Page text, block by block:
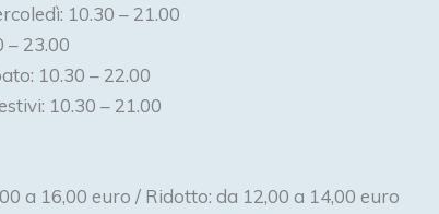
10.30 – 21.00
– 23.00
10.30 – 22.00
10.30 – 21.00
a 16,00 euro / Ridotto: da 12,00 a 14,00 euro